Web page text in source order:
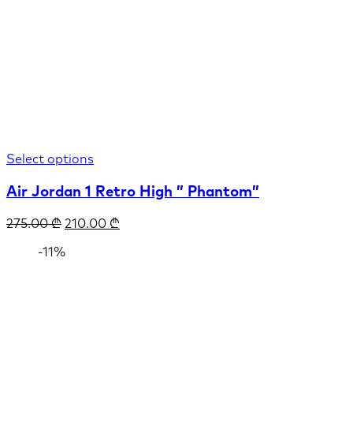
Select options
Air Jordan 1 Retro High ” Phantom”
275.00₾ 210.00 ₾
-11%